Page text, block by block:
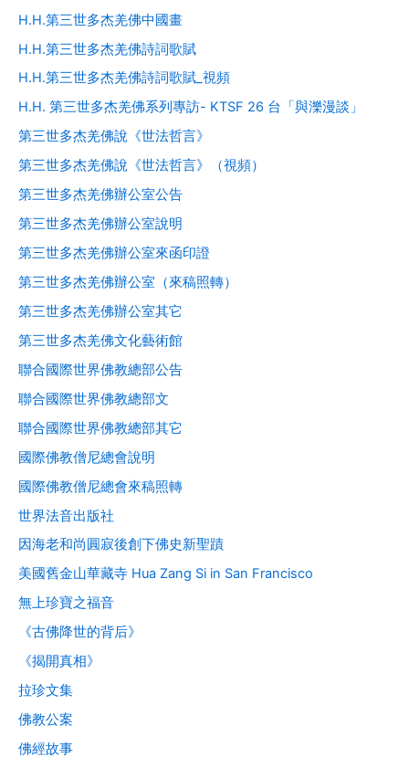
H.H.第三世多杰羌佛中國畫
H.H.第三世多杰羌佛詩詞歌賦
H.H.第三世多杰羌佛詩詞歌賦_視頻
H.H. 第三世多杰羌佛系列專訪- KTSF 26 台「與濼漫談」
第三世多杰羌佛說《世法哲言》
第三世多杰羌佛說《世法哲言》（視頻）
第三世多杰羌佛辦公室公告
第三世多杰羌佛辦公室說明
第三世多杰羌佛辦公室來函印證
第三世多杰羌佛辦公室（來稿照轉）
第三世多杰羌佛辦公室其它
第三世多杰羌佛文化藝術館
聯合國際世界佛教總部公告
聯合國際世界佛教總部文
聯合國際世界佛教總部其它
國際佛教僧尼總會說明
國際佛教僧尼總會來稿照轉
世界法音出版社
因海老和尚圓寂後創下佛史新聖蹟
美國舊金山華藏寺 Hua Zang Si in San Francisco
無上珍寶之福音
《古佛降世的背后》
《揭開真相》
拉珍文集
佛教公案
佛經故事